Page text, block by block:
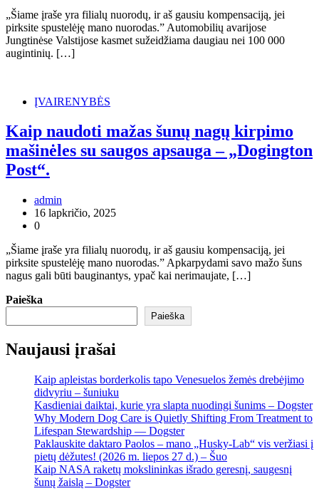
„Šiame įraše yra filialų nuorodų, ir aš gausiu kompensaciją, jei
pirksite spustelėję mano nuorodas.” Automobilių avarijose
Jungtinėse Valstijose kasmet sužeidžiama daugiau nei 100 000
augintinių. […]
ĮVAIRENYBĖS
Kaip naudoti mažas šunų nagų kirpimo
mašinėles su saugos apsauga – „Dogington
Post“.
admin
16 lapkričio, 2025
0
„Šiame įraše yra filialų nuorodų, ir aš gausiu kompensaciją, jei
pirksite spustelėję mano nuorodas.” Apkarpydami savo mažo šuns
nagus gali būti bauginantys, ypač kai nerimaujate, […]
Paieška
Paieška
Naujausi įrašai
Kaip apleistas borderkolis tapo Venesuelos žemės drebėjimo
didvyriu – šuniuku
Kasdieniai daiktai, kurie yra slapta nuodingi šunims – Dogster
Why Modern Dog Care is Quietly Shifting From Treatment to
Lifespan Stewardship — Dogster
Paklauskite daktaro Paolos – mano „Husky-Lab“ vis veržiasi į
pietų dėžutes! (2026 m. liepos 27 d.) – Šuo
Kaip NASA raketų mokslininkas išrado geresnį, saugesnį
šunų žaislą – Dogster